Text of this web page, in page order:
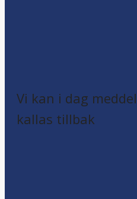
Vi kan i dag
kallas tillbak